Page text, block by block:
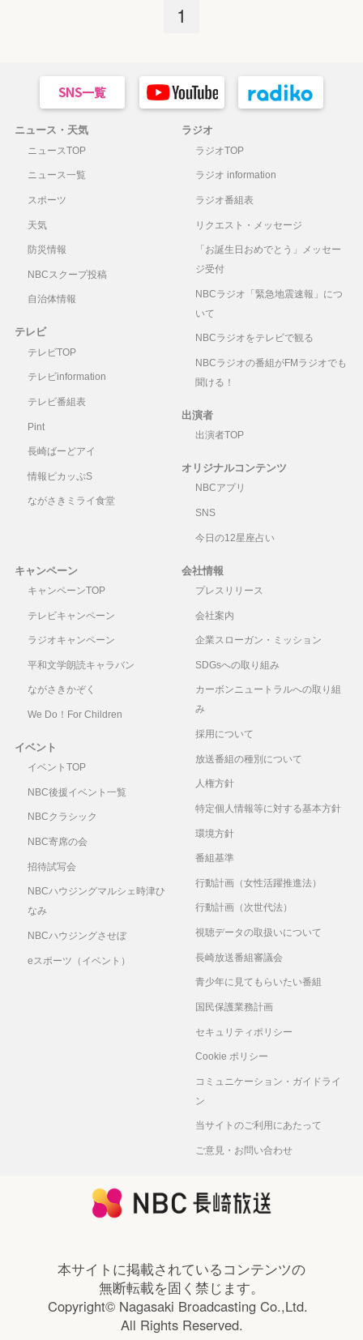
1
ニュース・天気
ニュースTOP
ニュース一覧
スポーツ
天気
防災情報
NBCスクープ投稿
自治体情報
テレビ
テレビTOP
テレビinformation
テレビ番組表
Pint
長崎ばーどアイ
情報ピカッぷS
ながさきミライ食堂
ラジオ
ラジオTOP
ラジオ information
ラジオ番組表
リクエスト・メッセージ
「お誕生日おめでとう」メッセー
ジ受付
NBCラジオ「緊急地震速報」につ
いて
NBCラジオをテレビで観る
NBCラジオの番組がFMラジオでも
聞ける！
出演者
出演者TOP
オリジナルコンテンツ
NBCアプリ
SNS
今日の12星座占い
キャンペーン
キャンペーンTOP
テレビキャンペーン
ラジオキャンペーン
平和文学朗読キャラバン
ながさきかぞく
We Do！For Children
イベント
イベントTOP
NBC後援イベント一覧
NBCクラシック
NBC寄席の会
招待試写会
NBCハウジングマルシェ時津ひ
なみ
NBCハウジングさせぼ
eスポーツ（イベント）
会社情報
プレスリリース
会社案内
企業スローガン・ミッション
SDGsへの取り組み
カーボンニュートラルへの取り組
み
採用について
放送番組の種別について
人権方針
特定個人情報等に対する基本方針
環境方針
番組基準
行動計画（女性活躍推進法）
行動計画（次世代法）
視聴データの取扱いについて
長崎放送番組審議会
青少年に見てもらいたい番組
国民保護業務計画
セキュリティポリシー
Cookie ポリシー
コミュニケーション・ガイドライ
ン
当サイトのご利用にあたって
ご意見・お問い合わせ
本サイトに掲載されているコンテンツの
無断転載を固く禁じます。
Copyright© Nagasaki Broadcasting Co.,Ltd.
All Rights Reserved.